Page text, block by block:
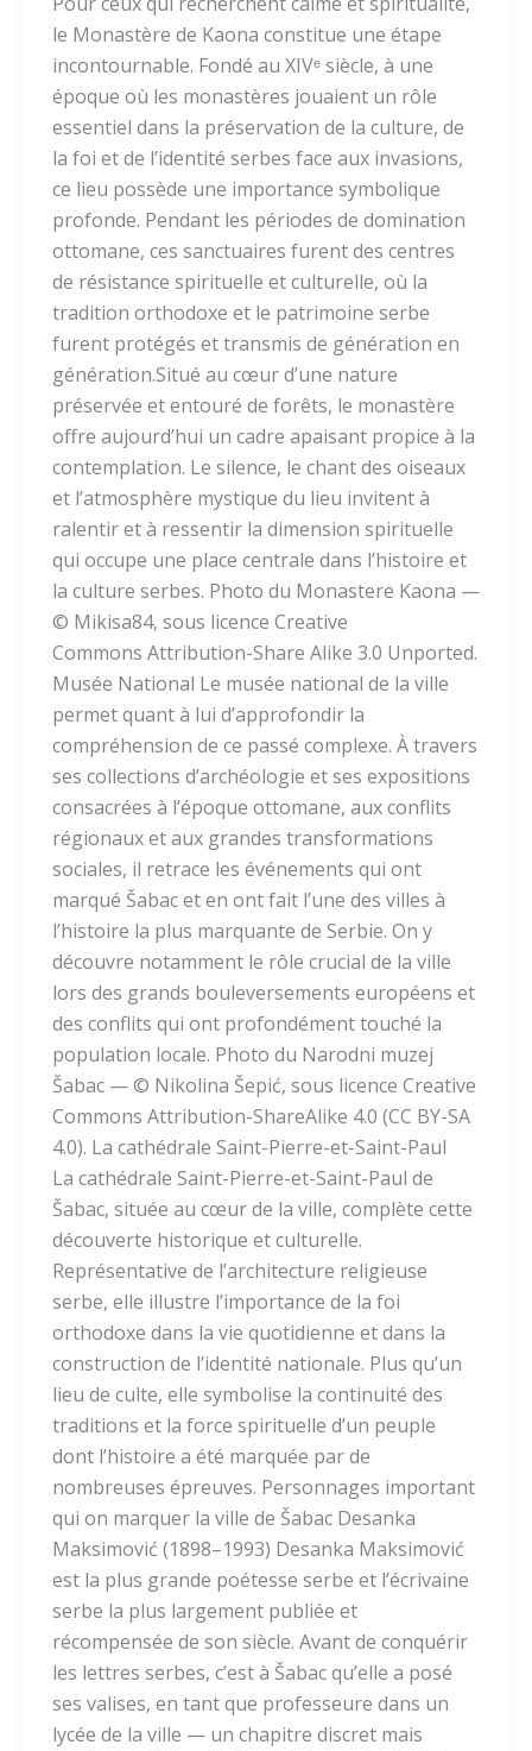
le Monastère de Kaona constitue une étape
incontournable. Fondé au XIVᵉ siècle, à une
époque où les monastères jouaient un rôle
essentiel dans la préservation de la culture, de
la foi et de l’identité serbes face aux invasions,
ce lieu possède une importance symbolique
profonde. Pendant les périodes de domination
ottomane, ces sanctuaires furent des centres
de résistance spirituelle et culturelle, où la
tradition orthodoxe et le patrimoine serbe
furent protégés et transmis de génération en
génération.Situé au cœur d’une nature
préservée et entouré de forêts, le monastère
offre aujourd’hui un cadre apaisant propice à la
contemplation. Le silence, le chant des oiseaux
et l’atmosphère mystique du lieu invitent à
ralentir et à ressentir la dimension spirituelle
qui occupe une place centrale dans l’histoire et
la culture serbes. Photo du Monastere Kaona —
© Mikisa84, sous licence Creative
Commons Attribution-Share Alike 3.0 Unported.
Musée National Le musée national de la ville
permet quant à lui d’approfondir la
compréhension de ce passé complexe. À travers
ses collections d’archéologie et ses expositions
consacrées à l’époque ottomane, aux conflits
régionaux et aux grandes transformations
sociales, il retrace les événements qui ont
marqué Šabac et en ont fait l’une des villes à
l’histoire la plus marquante de Serbie. On y
découvre notamment le rôle crucial de la ville
lors des grands bouleversements européens et
des conflits qui ont profondément touché la
population locale. Photo du Narodni muzej
Šabac — © Nikolina Šepić, sous licence Creative
Commons Attribution-ShareAlike 4.0 (CC BY-SA
4.0). La cathédrale Saint-Pierre-et-Saint-Paul
La cathédrale Saint-Pierre-et-Saint-Paul de
Šabac, située au cœur de la ville, complète cette
découverte historique et culturelle.
Représentative de l’architecture religieuse
serbe, elle illustre l’importance de la foi
orthodoxe dans la vie quotidienne et dans la
construction de l’identité nationale. Plus qu’un
lieu de culte, elle symbolise la continuité des
traditions et la force spirituelle d’un peuple
dont l’histoire a été marquée par de
nombreuses épreuves. Personnages important
qui on marquer la ville de Šabac Desanka
Maksimović (1898–1993) Desanka Maksimović
est la plus grande poétesse serbe et l’écrivaine
serbe la plus largement publiée et
récompensée de son siècle. Avant de conquérir
les lettres serbes, c’est à Šabac qu’elle a posé
ses valises, en tant que professeure dans un
lycée de la ville — un chapitre discret mais